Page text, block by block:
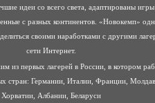
идеи со всего света, адаптированы
с разных континентов. «Новокемп»
своими наработками с другими
сети Интернет.
из первых лагерей в России, в котором
стран: Германии, Италии, Франции,
Хорватии, Албании, Беларуси